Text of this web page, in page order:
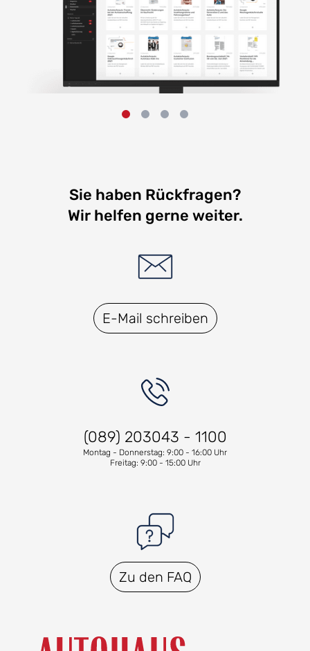
Sie haben Rückfragen?
Wir helfen gerne weiter.
E-Mail schreiben
(089) 203043 - 1100
Montag - Donnerstag: 9:00 - 16:00 Uhr
Freitag: 9:00 - 15:00 Uhr
Zu den FAQ